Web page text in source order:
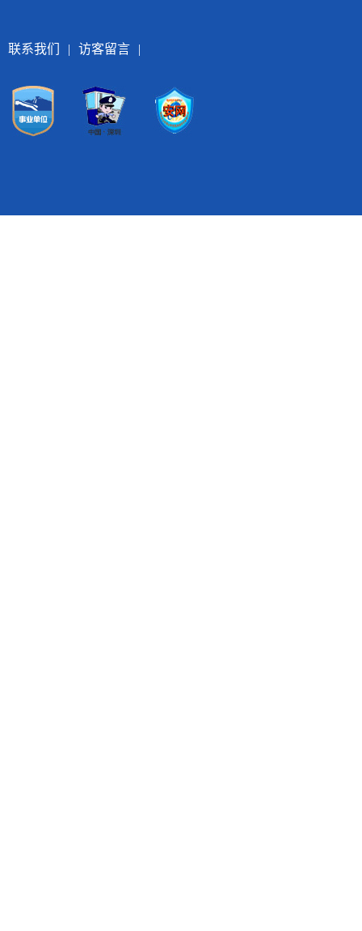
联系我们 | 访客留言 |